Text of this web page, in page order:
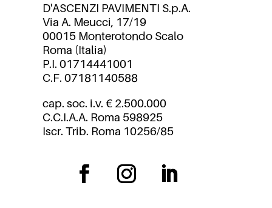
D'ASCENZI PAVIMENTI S.p.A.
Via A. Meucci, 17/19
00015 Monterotondo Scalo
Roma (Italia)
P.I. 01714441001
C.F. 07181140588
cap. soc. i.v. € 2.500.000
C.C.I.A.A. Roma 598925
Iscr. Trib. Roma 10256/85